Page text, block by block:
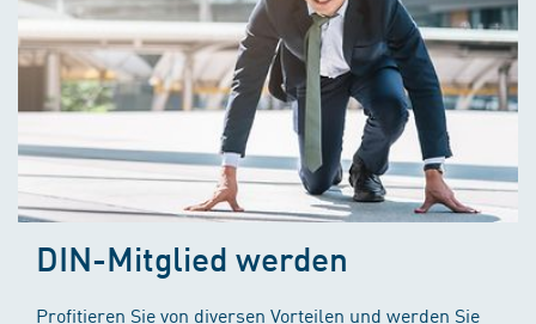
DIN-Mitglied werden
Profitieren Sie von diversen Vorteilen und werden Sie